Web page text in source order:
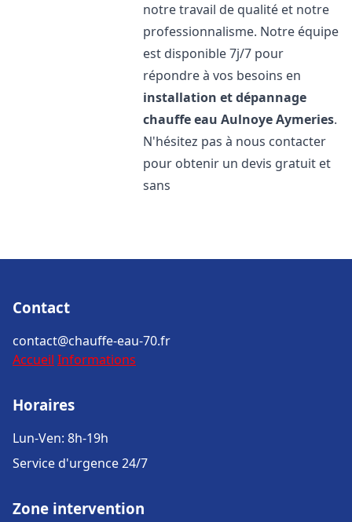
notre travail de qualité et notre
professionnalisme. Notre équipe
est disponible 7j/7 pour
répondre à vos besoins en
installation et dépannage
chauffe eau Aulnoye Aymeries.
N'hésitez pas à nous contacter
pour obtenir un devis gratuit et
sans
Contact
contact@chauffe-eau-70.fr
Accueil Informations
Horaires
Lun-Ven: 8h-19h
Service d'urgence 24/7
Zone intervention